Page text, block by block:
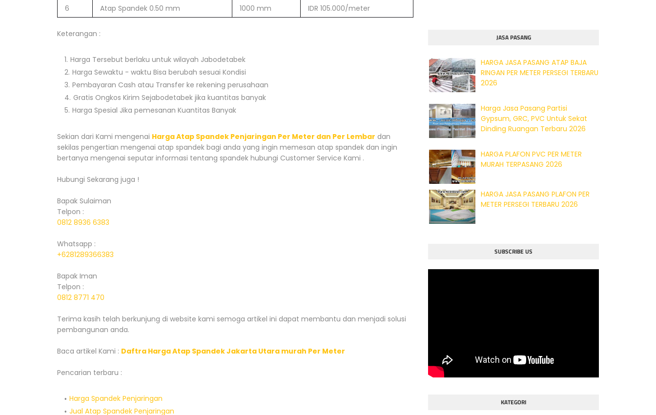
6
Atap Spandek 0.50 mm 1000 mm IDR 105.000/meter
Keterangan :
Harga Tersebut berlaku untuk wilayah Jabodetabek
Harga Sewaktu - waktu Bisa berubah sesuai Kondisi
Pembayaran Cash atau Transfer ke rekening perusahaan
Gratis Ongkos Kirim Sejabodetabek jika kuantitas banyak
Harga Spesial Jika pemesanan Kuantitas Banyak
Sekian dari Kami mengenai Harga Atap Spandek Penjaringan Per Meter dan Per Lembar dan
sekilas pengertian mengenai atap spandek bagi anda yang ingin memesan atap spandek dan ingin
bertanya mengenai seputar informasi tentang spandek hubungi Customer Service Kami .
Hubungi Sekarang juga !
Bapak Sulaiman
Telpon :
0812 8936 6383
Whatsapp :
+6281289366383
Bapak Iman
Telpon :
0812 8771 470
Terima kasih telah berkunjung di website kami semoga artikel ini dapat membantu dan menjadi solusi
pembangunan anda.
Baca artikel Kami : Daftra Harga Atap Spandek Jakarta Utara murah Per Meter
Pencarian terbaru :
Harga Spandek Penjaringan
Jual Atap Spandek Penjaringan
JASA PASANG
HARGA JASA PASANG ATAP BAJA
RINGAN PER METER PERSEGI TERBARU
2026
Harga Jasa Pasang Partisi
Gypsum, GRC, PVC Untuk Sekat
Dinding Ruangan Terbaru 2026
HARGA PLAFON PVC PER METER
MURAH TERPASANG 2026
HARGA JASA PASANG PLAFON PER
METER PERSEGI TERBARU 2026
SUBSCRIBE US
KATEGORI